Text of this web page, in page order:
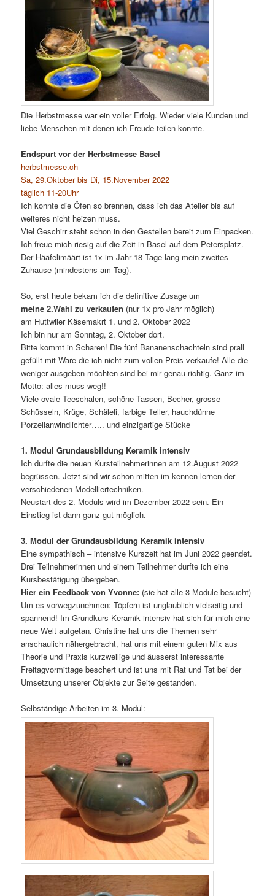
Die Herbstmesse war ein voller Erfolg. Wieder viele Kunden und
liebe Menschen mit denen ich Freude teilen konnte.
Endspurt vor der Herbstmesse Basel
herbstmesse.ch
Sa, 29.Oktober bis Di, 15.November 2022
täglich 11-20Uhr
Ich konnte die Öfen so brennen, dass ich das Atelier bis auf
weiteres nicht heizen muss.
Viel Geschirr steht schon in den Gestellen bereit zum Einpacken.
Ich freue mich riesig auf die Zeit in Basel auf dem Petersplatz.
Der Hääfelimäärt ist 1x im Jahr 18 Tage lang mein zweites
Zuhause (mindestens am Tag).
So, erst heute bekam ich die definitive Zusage um
meine 2.Wahl zu verkaufen (nur 1x pro Jahr möglich)
am Huttwiler Käsemakrt 1. und 2. Oktober 2022
Ich bin nur am Sonntag, 2. Oktober dort.
Bitte kommt in Scharen! Die fünf Bananenschachteln sind prall
gefüllt mit Ware die ich nicht zum vollen Preis verkaufe! Alle die
weniger ausgeben möchten sind bei mir genau richtig. Ganz im
Motto: alles muss weg!!
Viele ovale Teeschalen, schöne Tassen, Becher, grosse
Schüsseln, Krüge, Schäleli, farbige Teller, hauchdünne
Porzellanwindlichter….. und einzigartige Stücke
1. Modul Grundausbildung Keramik intensiv
Ich durfte die neuen Kursteilnehmerinnen am 12.August 2022
begrüssen. Jetzt sind wir schon mitten im kennen lernen der
verschiedenen Modelliertechniken.
Neustart des 2. Moduls wird im Dezember 2022 sein. Ein
Einstieg ist dann ganz gut möglich.
3. Modul der Grundausbildung Keramik intensiv
Eine sympathisch – intensive Kurszeit hat im Juni 2022 geendet.
Drei Teilnehmerinnen und einem Teilnehmer durfte ich eine
Kursbestätigung übergeben.
Hier ein Feedback von Yvonne: (sie hat alle 3 Module besucht)
Um es vorwegzunehmen: Töpfern ist unglaublich vielseitig und
spannend! Im Grundkurs Keramik intensiv hat sich für mich eine
neue Welt aufgetan. Christine hat uns die Themen sehr
anschaulich nähergebracht, hat uns mit einem guten Mix aus
Theorie und Praxis kurzweilige und äusserst interessante
Freitagvormittage beschert und ist uns mit Rat und Tat bei der
Umsetzung unserer Objekte zur Seite gestanden.
Selbständige Arbeiten im 3. Modul: